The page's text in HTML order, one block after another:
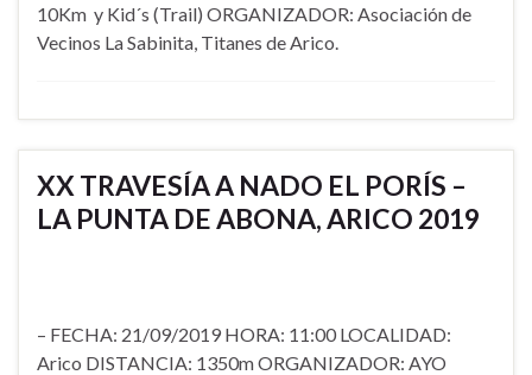
10Km y Kid´s (Trail) ORGANIZADOR: Asociación de
Vecinos La Sabinita, Titanes de Arico.
XX TRAVESÍA A NADO EL PORÍS –
LA PUNTA DE ABONA, ARICO 2019
– FECHA: 21/09/2019 HORA: 11:00 LOCALIDAD:
Arico DISTANCIA: 1350m ORGANIZADOR: AYO